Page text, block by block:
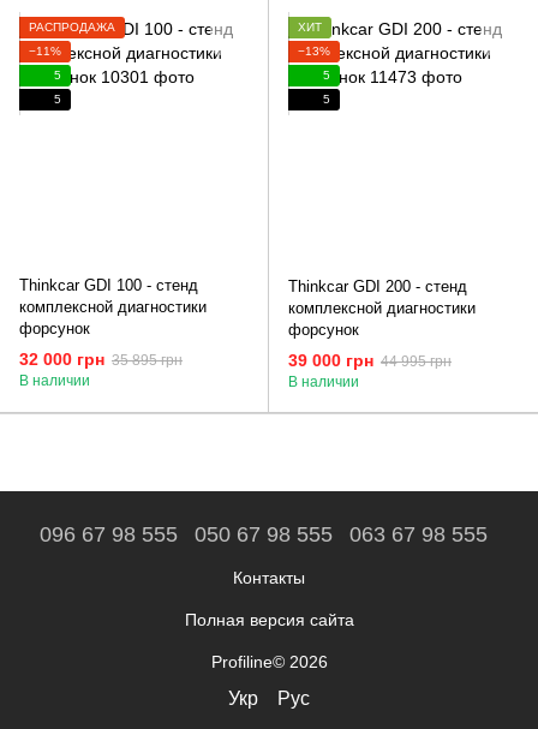
РАСПРОДАЖА
−11%
5
5
Thinkcar GDI 100 - стенд
комплексной диагностики
форсунок
32 000 грн 35 895 грн
В наличии
ХИТ
−13%
5
5
Thinkcar GDI 200 - стенд
комплексной диагностики
форсунок
39 000 грн 44 995 грн
В наличии
096 67 98 555 050 67 98 555 063 67 98 555
Контакты
Полная версия сайта
Profiline© 2026
Укр Рус